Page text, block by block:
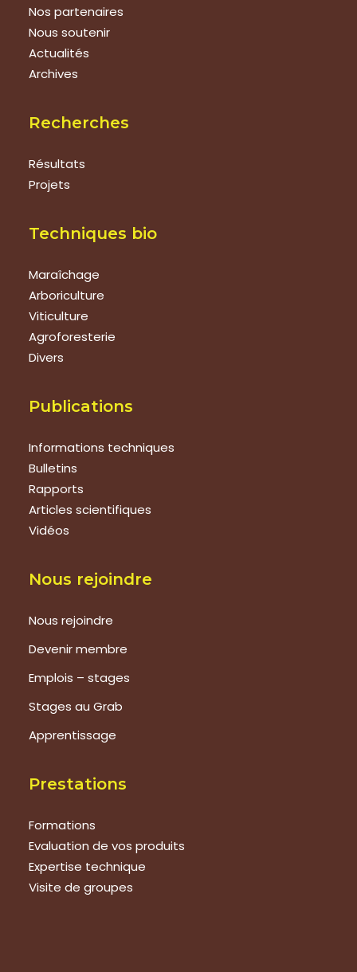
Nos partenaires
Nous soutenir
Actualités
Archives
Recherches
Résultats
Projets
Techniques bio
Maraîchage
Arboriculture
Viticulture
Agroforesterie
Divers
Publications
Informations techniques
Bulletins
Rapports
Articles scientifiques
Vidéos
Nous rejoindre
Nous rejoindre
Devenir membre
Emplois – stages
Stages au Grab
Apprentissage
Prestations
Formations
Evaluation de vos produits
Expertise technique
Visite de groupes